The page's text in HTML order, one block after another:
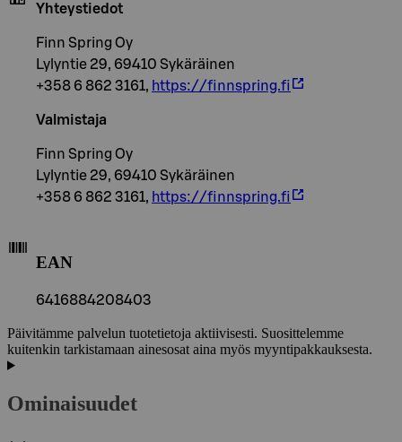
Yhteystiedot
Finn Spring Oy
Lylyntie 29, 69410 Sykäräinen
+358 6 862 3161, https://finnspring.fi
Valmistaja
Finn Spring Oy
Lylyntie 29, 69410 Sykäräinen
+358 6 862 3161, https://finnspring.fi
EAN
6416884208403
Päivitämme palvelun tuotetietoja aktiivisesti. Suosittelemme
kuitenkin tarkistamaan ainesosat aina myös myyntipakkauksesta.
Ominaisuudet